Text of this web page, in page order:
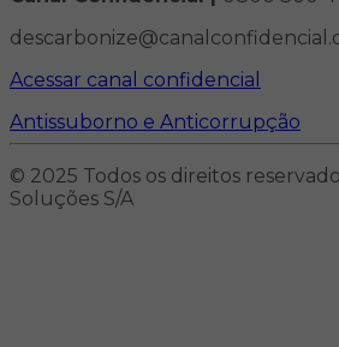
Acessar canal confidencial
Antissuborno e Anticorrupção
© 2025 Todos os direitos
Soluções S/A